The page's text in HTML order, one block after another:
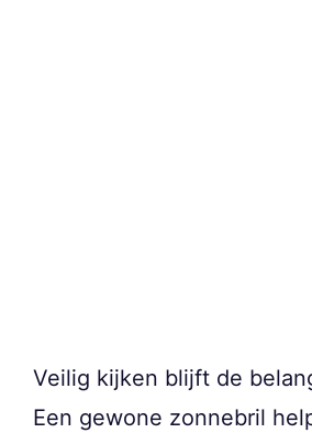
Veilig kijken blijft de
Een gewone zonnebril